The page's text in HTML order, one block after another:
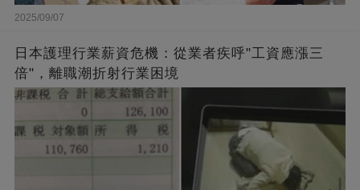
2025/09/07
日本護理行業薪資危機：從業者疾呼"工資應漲三
倍"，離職潮折射行業困境